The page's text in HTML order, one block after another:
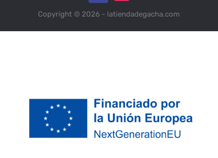
Copyright © 2026 - latiendadegacha.com